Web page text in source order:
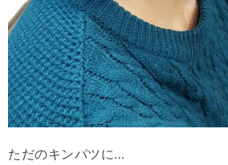
ただのキンパツに…